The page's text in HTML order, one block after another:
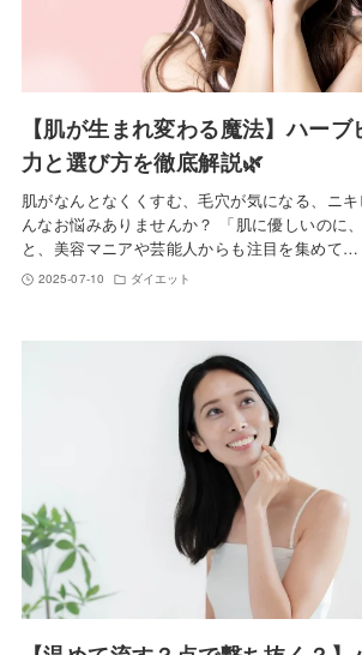
【肌が生まれ変わる魔法】ハー
力と選び方を徹底解説🌿
肌がなんとなくくすむ、毛穴が気になる、ニ
んなお悩みありませんか？ 「肌に優しいのに
と、美容マニアや芸能人からも注目を集めて…
2025-07-10 ダイエット